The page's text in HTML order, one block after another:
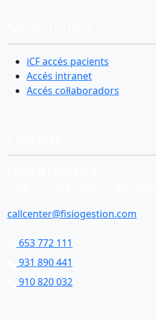
iCF accés pacients
Accés intranet
Accés col·laboradors
callcenter@fisiogestion.com
653 772 111
931 890 441
910 820 032